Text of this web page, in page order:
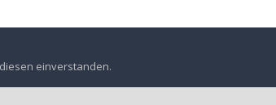
9582-4E3C-8470-5F3082E06658.jpeg
einverstanden.